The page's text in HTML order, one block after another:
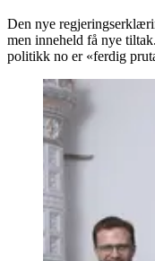
Den nye
men inneheld få nye
politikk no er «ferdig